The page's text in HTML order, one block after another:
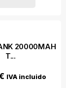
20000MAH
T...
IVA incluido